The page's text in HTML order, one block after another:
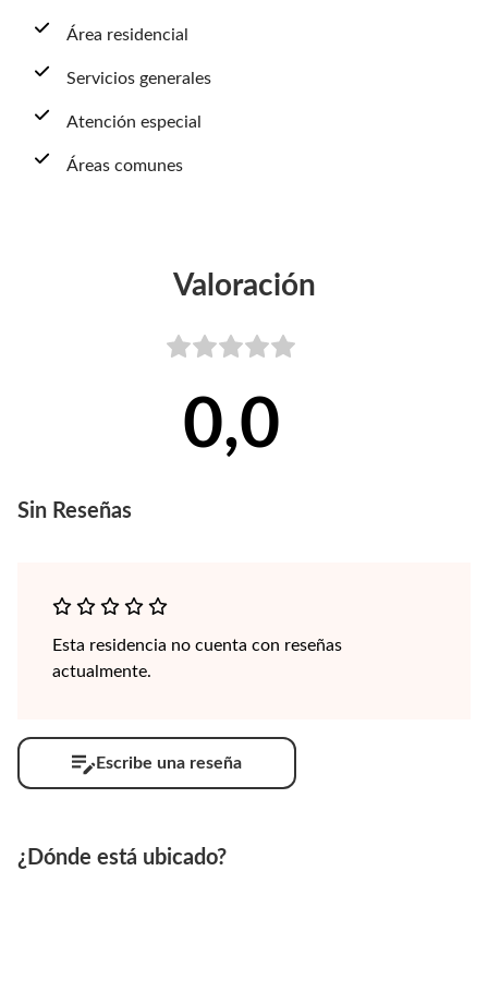
Área residencial
Servicios generales
Atención especial
Áreas comunes
Valoración
0,0
Sin Reseñas
Esta residencia no cuenta con reseñas
actualmente.
Escribe una reseña
¿Dónde está ubicado?